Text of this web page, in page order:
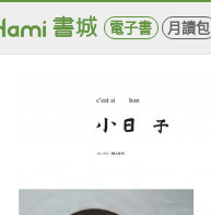
電子書 月讀包